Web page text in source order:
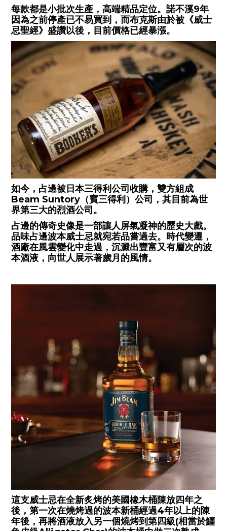
每款都是小批次生產，高端精品定位。諾不溪9年
因為之前停產已不易買到，而布克斯由於被《威士
忌聖經》盛讚以後，目前價格已經暴漲。
如今，占邊被日本三得利公司收購，雙方組成
Beam Suntory（賓三得利）公司，其目前為世
界第三大的烈酒公司。
占邊的傳奇史像是一部讓人屏氣凝神的歷史大戲。
品味占邊波本威士忌就宛若品嘗過去。時代變遷，
酒廠在風雲變化中走過，沉澱出豐富又有層次的波
本酒液，向世人展示著歲月的風情。
這支威士忌在全新炙烤的美國橡木桶陳放四年之
後，第一次在燒烤過的波本新桶經過4年以上的陳
年後，再將酒液放入另一個燒烤到第四級(相當於鱷